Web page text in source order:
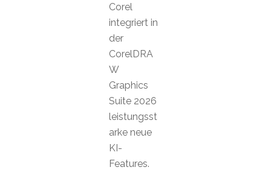
Corel
integriert in
der
CorelDRA
W
Graphics
Suite 2026
leistungsst
arke neue
KI-
Features.